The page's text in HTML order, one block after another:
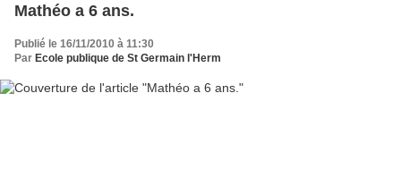
Mathéo a 6 ans.
Publié le 16/11/2010 à 11:30
Par Ecole publique de St Germain l'Herm